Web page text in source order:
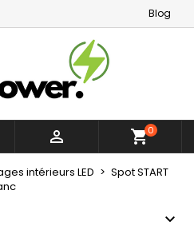
Blog
 shopping_cart0
intérieurs LED
Spot START
×
d'envies ×
Créer une liste d'envies
×
pour ajouter des produits
Annuler Connexion